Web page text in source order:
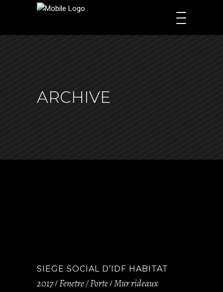
ARCHIVE
SIEGE SOCIAL D’IDF HABITAT
2017 Fenetre / Porte Mur rideaux